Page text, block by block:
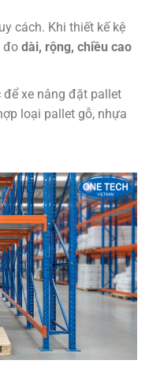
cách. Khi thiết kế kệ
đo dài, rộng, chiều cao
để xe nâng đặt pallet
loại pallet gỗ, nhựa